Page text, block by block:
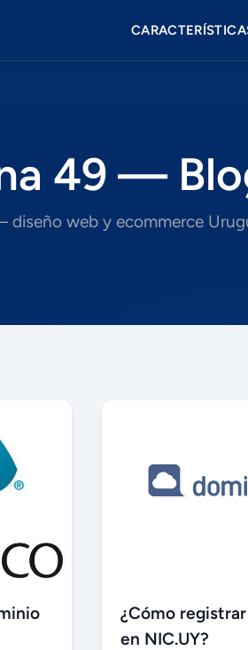
49 —
diseño web y ecommerce
¿Cómo
en NIC.UY?